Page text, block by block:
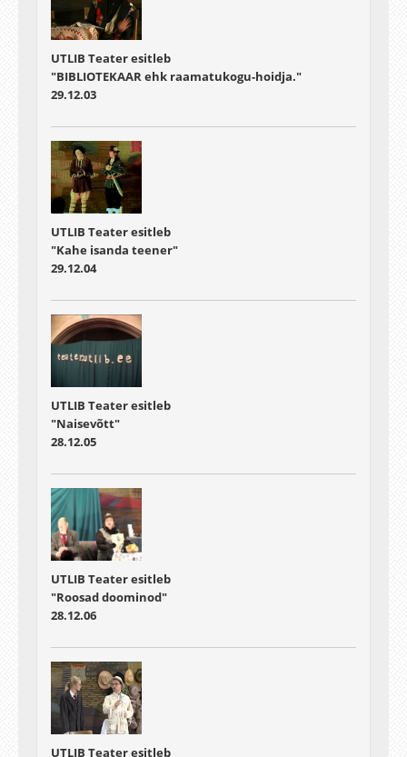
UTLIB Teater esitleb
"BIBLIOTEKAAR ehk raamatukogu-hoidja."
29.12.03
UTLIB Teater esitleb
"Kahe isanda teener"
29.12.04
UTLIB Teater esitleb
"Naisevõtt"
28.12.05
UTLIB Teater esitleb
"Roosad doominod"
28.12.06
UTLIB Teater esitleb